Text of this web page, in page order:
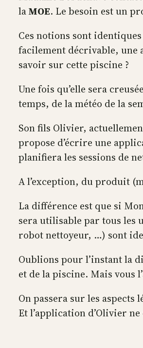
laMOE. Le besoin est un
Ces notions sont
facilement décrivable, une
savoir sur cette piscine ?
Une fois qu’elle sera
temps, de la météo de la
Son fils Olivier,
propose d’écrire une
planifiera les sessions de
A l’exception, du produit
La différence est que si
sera utilisable par tous les
robot nettoyeur, …) sont
Oublions pour l’instant la
et de la piscine. Mais vous
On passera sur les
Et l’application d’Olivier